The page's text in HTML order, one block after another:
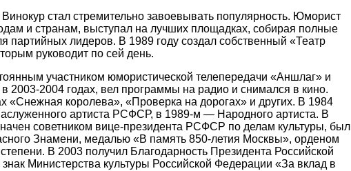
стал стремительно завоевывать популярность. Юморист
и странам, выступал на лучших площадках, собирая полные
партийных лидеров. В 1989 году создал собственный «Театр
руководит по сей день.
участником юмористической телепередачи «Аншлаг» и
2004 годах, вел программы на радио и снимался в кино.
«Снежная королева», «Проверка на дорогах» и других. В 1984
артиста РСФСР, в 1989-м — Народного артиста. В
советником вице-президента РСФСР по делам культуры, был
Знамени, медалью «В память 850-летия Москвы», орденом
В 2003 получил Благодарность Президента Российской
Министерства культуры Российской Федерации «За вклад в